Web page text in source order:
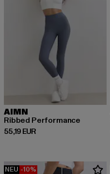
AIMN
Ribbed Performance
55,19 EUR
Derzeitiger Preis: 55,19 EUR
NEU -10%